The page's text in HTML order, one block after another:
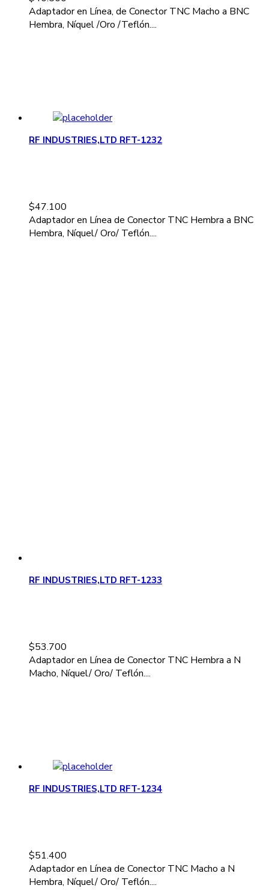
Adaptador en Línea, de Conector TNC Macho a BNC
Hembra, Níquel /Oro /Teflón....
RF INDUSTRIES,LTD RFT-1232
$47.100
Adaptador en Línea de Conector TNC Hembra a BNC
Hembra, Níquel/ Oro/ Teflón....
RF INDUSTRIES,LTD RFT-1233
$53.700
Adaptador en Línea de Conector TNC Hembra a N
Macho, Níquel/ Oro/ Teflón....
RF INDUSTRIES,LTD RFT-1234
$51.400
Adaptador en Línea de Conector TNC Macho a N
Hembra, Níquel/ Oro/ Teflón....